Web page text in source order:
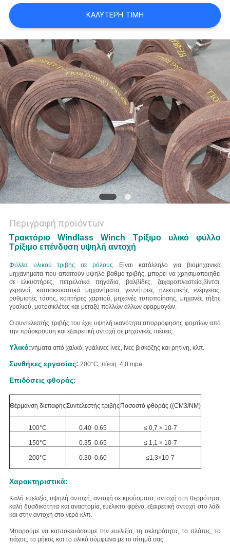
POLICY
ΚΑΛΎΤΕΡΗ ΤΙΜΉ
Περιγραφή προϊόντων
Τρακτόριο Windlass Winch Τρίξιμο υλικό φύλλο
Τρίξιμο επένδυση υψηλή αντοχή
Φύλλα υλικού τριβής σε ρόλους
Είναι κατάλληλο για βιομηχανικά
μηχανήματα που απαιτούν υψηλό βαθμό τριβής, μπορεί να χρησιμοποιηθεί
σε ελκυστήρες, πετρελαϊκά πηγάδια, βαλβίδες, ζαχαροπλαστεία,βίντσι,
γερανοί, κατασκευαστικά μηχανήματα, γεννήτριες ηλεκτρικής ενέργειας,
ρυθμιστές τάσης, κοπτήρες χαρτιού, μηχανές τυποποίησης, μηχανές τήξης
γυαλιού, μοτοσικλέτες και μεταξύ πολλών άλλων εφαρμογών.
Ο συντελεστής τριβής του έχει υψηλή ικανότητα απορρόφησης φορτίων από
την πρόσκρουση και εξαιρετική αντοχή σε μηχανικές πιέσεις.
Υλικό:νήματα από χαλκό, γυάλινες ίνες, ίνες βισκόζης και ρητίνη, κλπ.
Συνθήκες εργασίας: 200°C, πίεση: 4,0 mpa
Επιδόσεις φθοράς:
Θέρμανση διεπαφήςΣυντελεστής τριβής Ποσοστό φθοράς ((CM3/NM)
100°C 0.40 ∙0.65 ≤ 0,7 × 10-7
150°C 0.35 ∙0.65 ≤ 1,1 × 10-7
200°C 0.30 ∙0.60 ≤1,3×10-7
Χαρακτηριστικά:
Καλή ευελιξία, υψηλή αντοχή, αντοχή σε κρούσματα, αντοχή στη θερμότητα,
καλή δυαδικότητα και αναστομία, ευέλικτο φρένο, εξαιρετική αντοχή στο λάδι
και στην αντοχή στο νερό κλπ.
Μπορούμε να κατασκευάσουμε την ευελιξία, τη σκληρότητα, το πλάτος, το
πάχος, το μήκος και το υλικό σύμφωνα με το αίτημά σας.